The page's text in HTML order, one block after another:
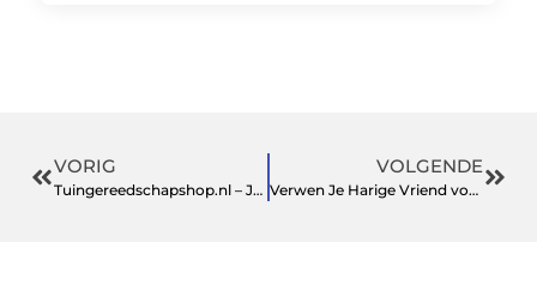
VORIG
Tuingereedschapshop.nl – Jouw Groene Bondgenoot in Tuinieren
VOLGENDE
Verwen Je Harige Vriend voor Minder – Huisdier Koopjes en Goedkope Kattenvoeding